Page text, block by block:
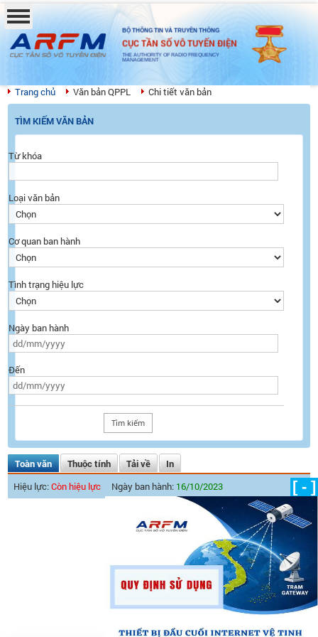
BỘ THÔNG TIN VÀ TRUYỀN THÔNG
CỤC TẦN SỐ VÔ TUYẾN ĐIỆN
THE AUTHORITY OF RADIO FREQUENCY
MANAGEMENT
Trang chủ Văn bản QPPL Chi tiết văn bản
TÌM KIẾM VĂN BẢN
Từ khóa
Loại văn bản
Cơ quan ban hành
Tình trạng hiệu lực
Ngày ban hành
Đến
Toàn văn Thuộc tính Tải về
In
Hiệu lực:Còn hiệu lực Ngày ban hành: 16/10/2023 [ - ]